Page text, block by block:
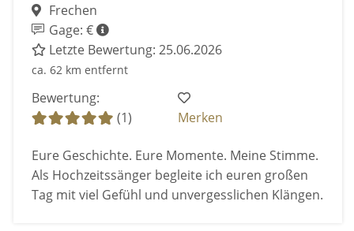
Frechen
Gage: €
Letzte Bewertung: 25.06.2026
ca. 62 km entfernt
Bewertung:
(1)
Merken
Eure Geschichte. Eure Momente. Meine Stimme.
Als Hochzeitssänger begleite ich euren großen
Tag mit viel Gefühl und unvergesslichen Klängen.